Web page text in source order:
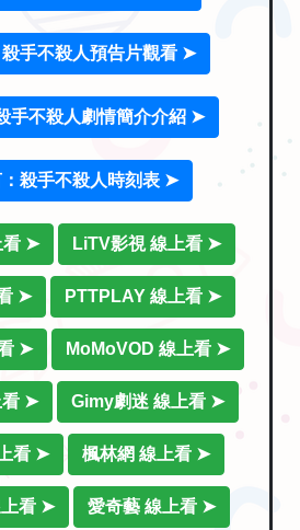
手不殺人預告片觀看 ➤
手不殺人劇情簡介介紹 ➤
殺手不殺人時刻表 ➤
看 ➤ LiTV影視 線上看 ➤
➤ PTTPLAY 線上看 ➤
➤ MoMoVOD 線上看 ➤
看 ➤ Gimy劇迷 線上看 ➤
看 ➤ 楓林網 線上看 ➤
看 ➤ 愛奇藝 線上看 ➤